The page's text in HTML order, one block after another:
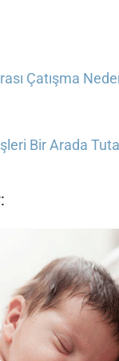
Çatışma
Bir Arada